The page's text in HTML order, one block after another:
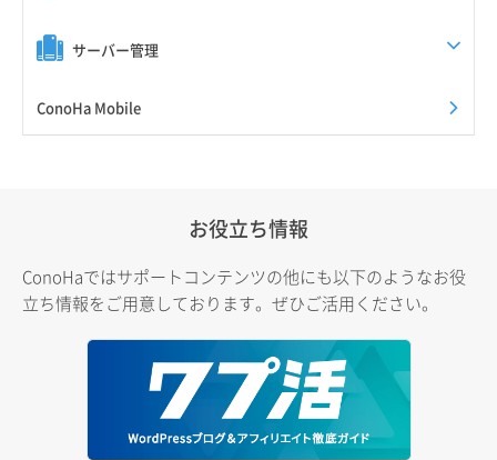
サーバー管理
ConoHa Mobile
お役立ち情報
ConoHaではサポートコンテンツの他にも以下のようなお役
立ち情報をご用意しております。ぜひご活用ください。